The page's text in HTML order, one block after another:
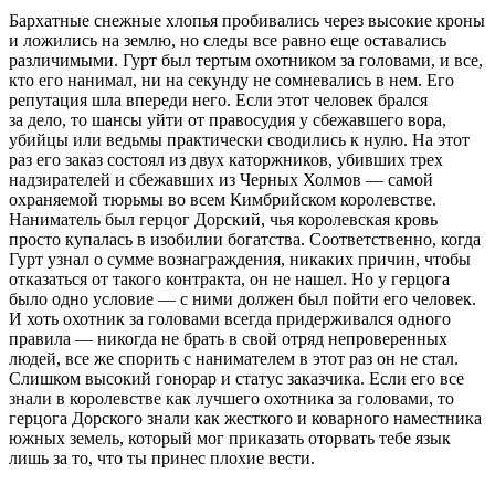
Бархатные снежные хлопья пробивались через высокие кроны
и ложились на землю, но следы все равно еще оставались
различимыми. Гурт был тертым охотником за головами, и все,
кто его нанимал, ни на секунду не сомневались в нем. Его
репутация шла впереди него. Если этот человек брался
за дело, то шансы уйти от правосудия у сбежавшего вора,
убийцы или ведьмы практически сводились к нулю. На этот
раз его заказ состоял из двух каторжников, убивших трех
надзирателей и сбежавших из Черных Холмов — самой
охраняемой тюрьмы во всем Кимбрийском королевстве.
Наниматель был герцог Дорский, чья королевская кровь
просто купалась в изобилии богатства. Соответственно, когда
Гурт узнал о сумме вознаграждения, никаких причин, чтобы
отказаться от такого контракта, он не нашел. Но у герцога
было одно условие — с ними должен был пойти его человек.
И хоть охотник за головами всегда придерживался одного
правила — никогда не брать в свой отряд непроверенных
людей, все же спорить с нанимателем в этот раз он не стал.
Слишком высокий гонорар и статус заказчика. Если его все
знали в королевстве как лучшего охотника за головами, то
герцога Дорского знали как жесткого и коварного наместника
южных земель, который мог приказать оторвать тебе язык
лишь за то, что ты принес плохие вести.